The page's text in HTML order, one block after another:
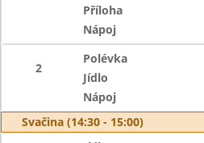
Příloha
Nápoj
2
Polévka
Jídlo
Nápoj
Svačina (14:30 - 15:00)